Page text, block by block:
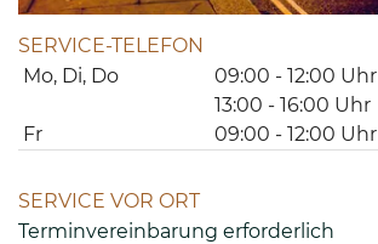
SERVICE-TELEFON
Mo, Di, Do
09:00 - 12:00 Uhr
13:00 - 16:00 Uhr
Fr
09:00 - 12:00 Uhr
SERVICE VOR ORT
Terminvereinbarung erforderlich